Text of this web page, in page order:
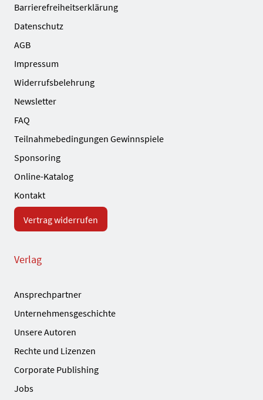
Barrierefreiheitserklärung
Datenschutz
AGB
Impressum
Widerrufsbelehrung
Newsletter
FAQ
Teilnahmebedingungen Gewinnspiele
Sponsoring
Online-Katalog
Kontakt
Vertrag widerrufen
Verlag
Ansprechpartner
Unternehmensgeschichte
Unsere Autoren
Rechte und Lizenzen
Corporate Publishing
Jobs